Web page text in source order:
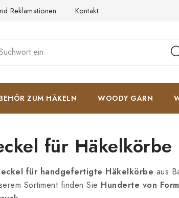
Reklamationen Kontakt
ZUM HÄKELN WOODY GARN
für Häkelkörbe
für handgefertigte Häkelkörbe aus
Sortiment finden Sie Hunderte von